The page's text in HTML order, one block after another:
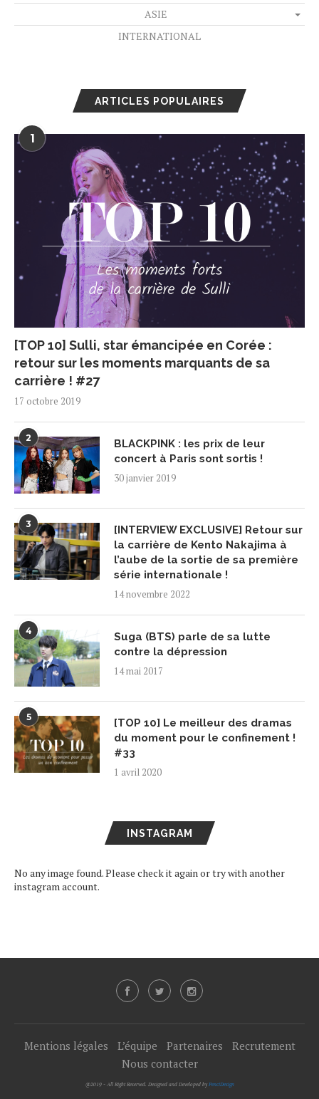
ASIE
INTERNATIONAL
ARTICLES POPULAIRES
1
[TOP 10] Sulli, star émancipée en Corée :
retour sur les moments marquants de sa
carrière ! #27
17 octobre 2019
2
BLACKPINK : les prix de leur
concert à Paris sont sortis !
30 janvier 2019
3
[INTERVIEW EXCLUSIVE] Retour sur
la carrière de Kento Nakajima à
l’aube de la sortie de sa première
série internationale !
14 novembre 2022
4
Suga (BTS) parle de sa lutte
contre la dépression
14 mai 2017
5
[TOP 10] Le meilleur des dramas
du moment pour le confinement !
#33
1 avril 2020
INSTAGRAM
No any image found. Please check it again or try with another
instagram account.
Mentions légales L’équipe Partenaires
Recrutement
Nous contacter
@2019 - All Right Reserved. Designed and Developed by PenciDesign